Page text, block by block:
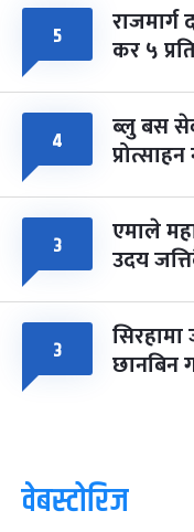
५ राजमार्ग
कर ५
४ ब्लु बस
३ एमाले
उदय
३ छानबिन
वेबस्टोरिज